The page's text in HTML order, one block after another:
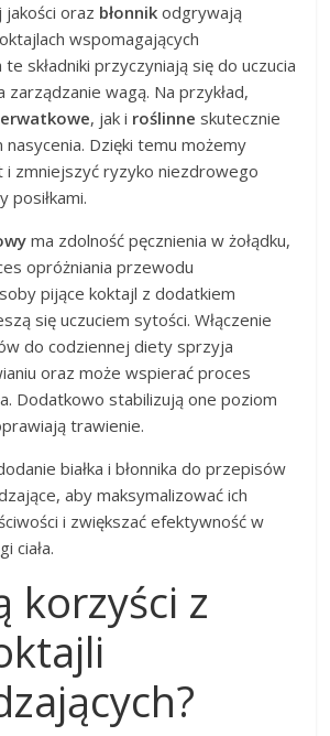
oraz błonnik odgrywają
wspomagających
składniki przyczyniają się do uczucia
zarządzanie wagą. Na przykład,
, jak i roślinne skutecznie
Dzięki temu możemy
i zmniejszyć ryzyko niezdrowego
posiłkami.
ma zdolność pęcznienia w żołądku,
opróżniania przewodu
pijące koktajl z dodatkiem
się uczuciem sytości. Włączenie
do codziennej diety sprzyja
oraz może wspierać proces
Dodatkowo stabilizują one poziom
trawienie.
białka i błonnika do przepisów
aby maksymalizować ich
i zwiększać efektywność w
ciała.
korzyści z